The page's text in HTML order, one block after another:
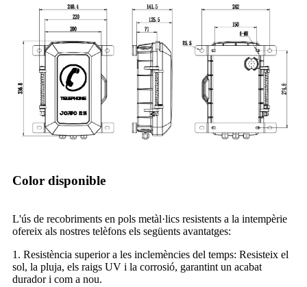
Color disponible
L'ús de recobriments en pols metàl·lics resistents a la intempèrie
ofereix als nostres telèfons els següents avantatges:
1. Resistència superior a les inclemències del temps: Resisteix el
sol, la pluja, els raigs UV i la corrosió, garantint un acabat
durador i com a nou.